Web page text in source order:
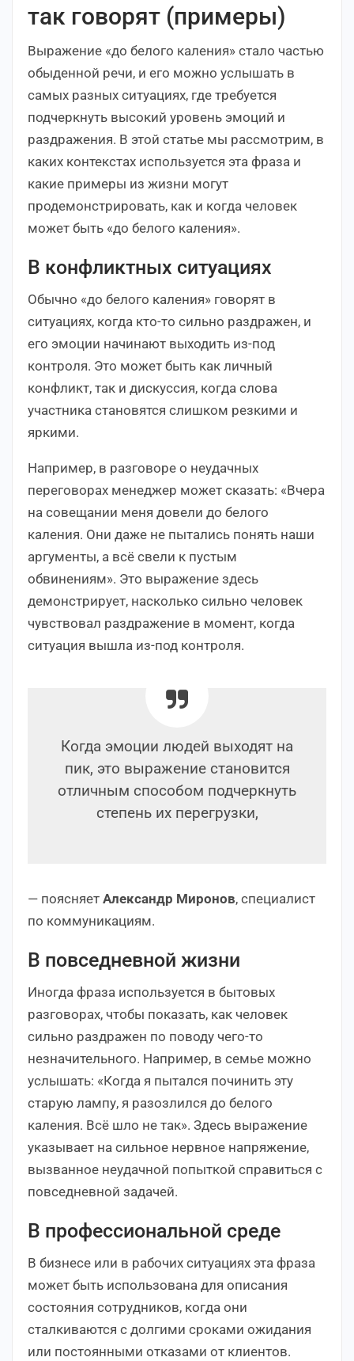
так говорят (примеры)
Выражение «до белого каления» стало частью
обыденной речи, и его можно услышать в
самых разных ситуациях, где требуется
подчеркнуть высокий уровень эмоций и
раздражения. В этой статье мы рассмотрим, в
каких контекстах используется эта фраза и
какие примеры из жизни могут
продемонстрировать, как и когда человек
может быть «до белого каления».
В конфликтных ситуациях
Обычно «до белого каления» говорят в
ситуациях, когда кто-то сильно раздражен, и
его эмоции начинают выходить из-под
контроля. Это может быть как личный
конфликт, так и дискуссия, когда слова
участника становятся слишком резкими и
яркими.
Например, в разговоре о неудачных
переговорах менеджер может сказать: «Вчера
на совещании меня довели до белого
каления. Они даже не пытались понять наши
аргументы, а всё свели к пустым
обвинениям». Это выражение здесь
демонстрирует, насколько сильно человек
чувствовал раздражение в момент, когда
ситуация вышла из-под контроля.
Когда эмоции людей выходят на
пик, это выражение становится
отличным способом подчеркнуть
степень их перегрузки,
— поясняет Александр Миронов, специалист
по коммуникациям.
В повседневной жизни
Иногда фраза используется в бытовых
разговорах, чтобы показать, как человек
сильно раздражен по поводу чего-то
незначительного. Например, в семье можно
услышать: «Когда я пытался починить эту
старую лампу, я разозлился до белого
каления. Всё шло не так». Здесь выражение
указывает на сильное нервное напряжение,
вызванное неудачной попыткой справиться с
повседневной задачей.
В профессиональной среде
В бизнесе или в рабочих ситуациях эта фраза
может быть использована для описания
состояния сотрудников, когда они
сталкиваются с долгими сроками ожидания
или постоянными отказами от клиентов.